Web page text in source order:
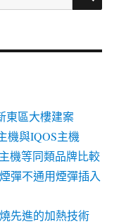
東區大樓建案
機與IQOS主機
機等同類品牌比較
彈不通用煙彈插入
先進的加熱技術